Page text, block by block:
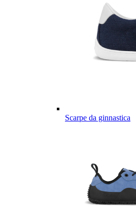
Scarpe da ginnastica